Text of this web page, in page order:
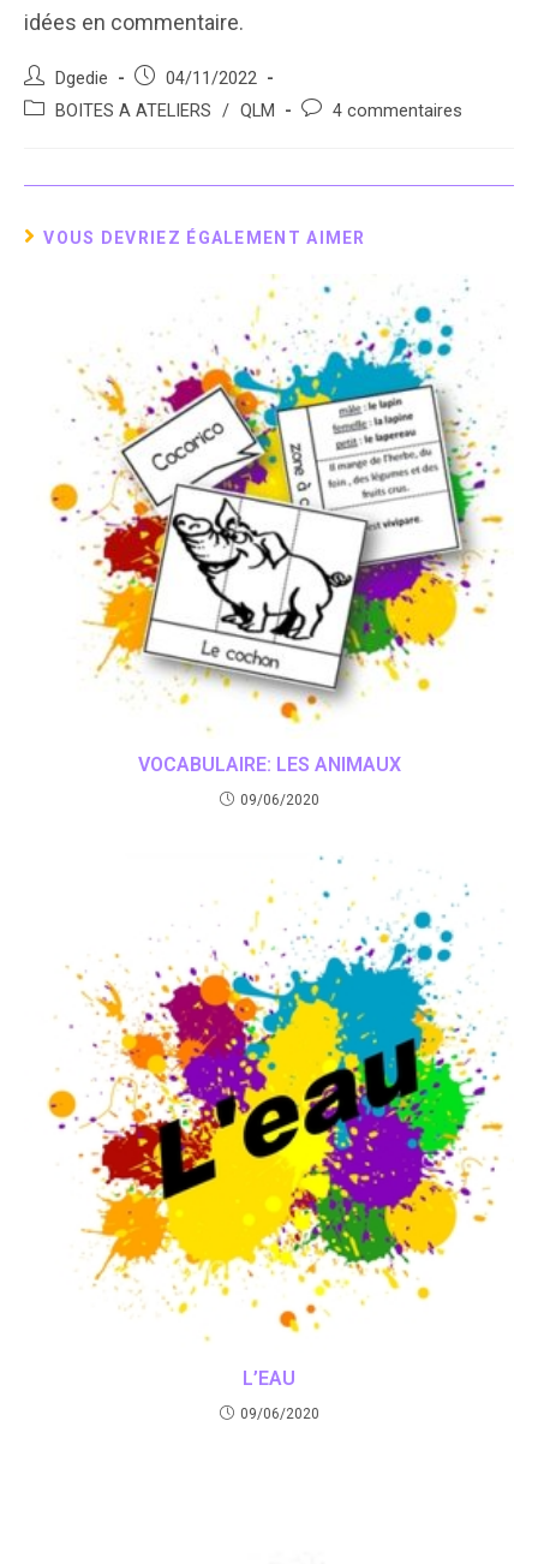
idées en commentaire.
Auteur/autrice
de
Dgedie
Post
published:
04/11/2022
PostBOITES A ATELIERS / QLM
Post4 commentaires
VOUS DEVRIEZ ÉGALEMENT AIMER
VOCABULAIRE: LES ANIMAUX
09/06/2020
L’EAU
09/06/2020